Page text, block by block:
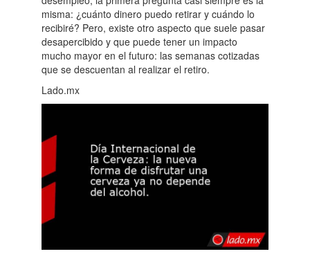
misma: ¿cuánto dinero puedo retirar y cuándo lo
recibiré? Pero, existe otro aspecto que suele pasar
desapercibido y que puede tener un impacto
mucho mayor en el futuro: las semanas cotizadas
que se descuentan al realizar el retiro.
Lado.mx